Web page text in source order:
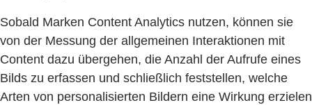
Sobald Marken Content Analytics nutzen, können sie
von der Messung der allgemeinen Interaktionen mit
Content dazu übergehen, die Anzahl der Aufrufe eines
Bilds zu erfassen und schließlich feststellen, welche
Arten von personalisierten Bildern eine Wirkung erzielen